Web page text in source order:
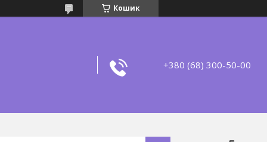
Кошик
+380 (68) 300-50-00